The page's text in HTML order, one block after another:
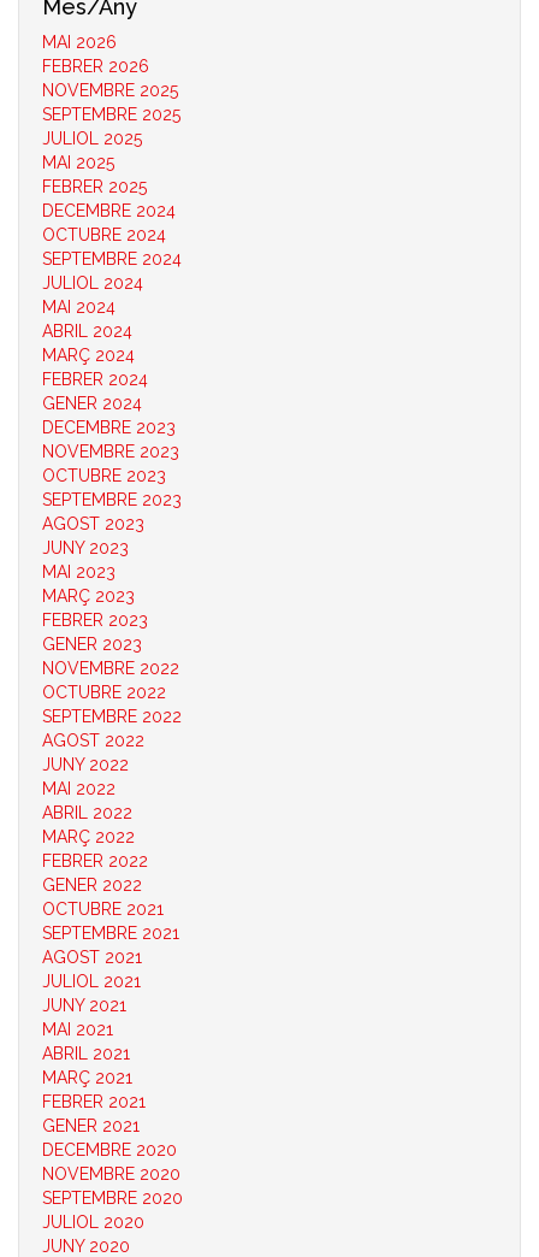
Mes/Any
MAI 2026
FEBRER 2026
NOVEMBRE 2025
SEPTEMBRE 2025
JULIOL 2025
MAI 2025
FEBRER 2025
DECEMBRE 2024
OCTUBRE 2024
SEPTEMBRE 2024
JULIOL 2024
MAI 2024
ABRIL 2024
MARÇ 2024
FEBRER 2024
GENER 2024
DECEMBRE 2023
NOVEMBRE 2023
OCTUBRE 2023
SEPTEMBRE 2023
AGOST 2023
JUNY 2023
MAI 2023
MARÇ 2023
FEBRER 2023
GENER 2023
NOVEMBRE 2022
OCTUBRE 2022
SEPTEMBRE 2022
AGOST 2022
JUNY 2022
MAI 2022
ABRIL 2022
MARÇ 2022
FEBRER 2022
GENER 2022
OCTUBRE 2021
SEPTEMBRE 2021
AGOST 2021
JULIOL 2021
JUNY 2021
MAI 2021
ABRIL 2021
MARÇ 2021
FEBRER 2021
GENER 2021
DECEMBRE 2020
NOVEMBRE 2020
SEPTEMBRE 2020
JULIOL 2020
JUNY 2020